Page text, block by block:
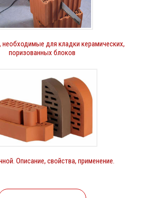
для кладки керамических,
поризованных блоков
Описание, свойства, применение.